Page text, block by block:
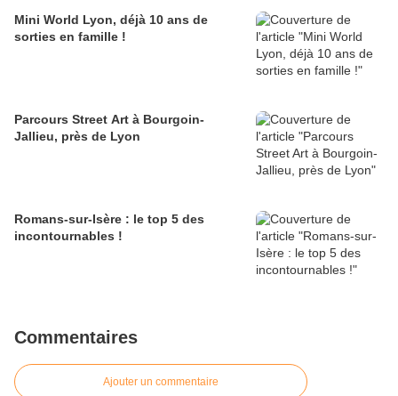
Mini World Lyon, déjà 10 ans de
sorties en famille !
Parcours Street Art à Bourgoin-
Jallieu, près de Lyon
Romans-sur-Isère : le top 5 des
incontournables !
Commentaires
Ajouter un commentaire